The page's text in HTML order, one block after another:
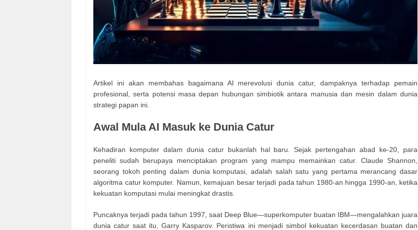
Artikel ini akan membahas bagaimana AI merevolusi dunia catur, dampaknya terhadap pemain
profesional, serta potensi masa depan hubungan simbiotik antara manusia dan mesin dalam dunia
strategi papan ini.
Awal Mula AI Masuk ke Dunia Catur
Kehadiran komputer dalam dunia catur bukanlah hal baru. Sejak pertengahan abad ke-20, para
peneliti sudah berupaya menciptakan program yang mampu memainkan catur. Claude Shannon,
seorang tokoh penting dalam dunia komputasi, adalah salah satu yang pertama merancang dasar
algoritma catur komputer. Namun, kemajuan besar terjadi pada tahun 1980-an hingga 1990-an, ketika
kekuatan komputasi mulai meningkat drastis.
Puncaknya terjadi pada tahun 1997, saat Deep Blue—superkomputer buatan IBM—mengalahkan juara
dunia catur saat itu, Garry Kasparov. Peristiwa ini menjadi simbol kekuatan kecerdasan buatan dan